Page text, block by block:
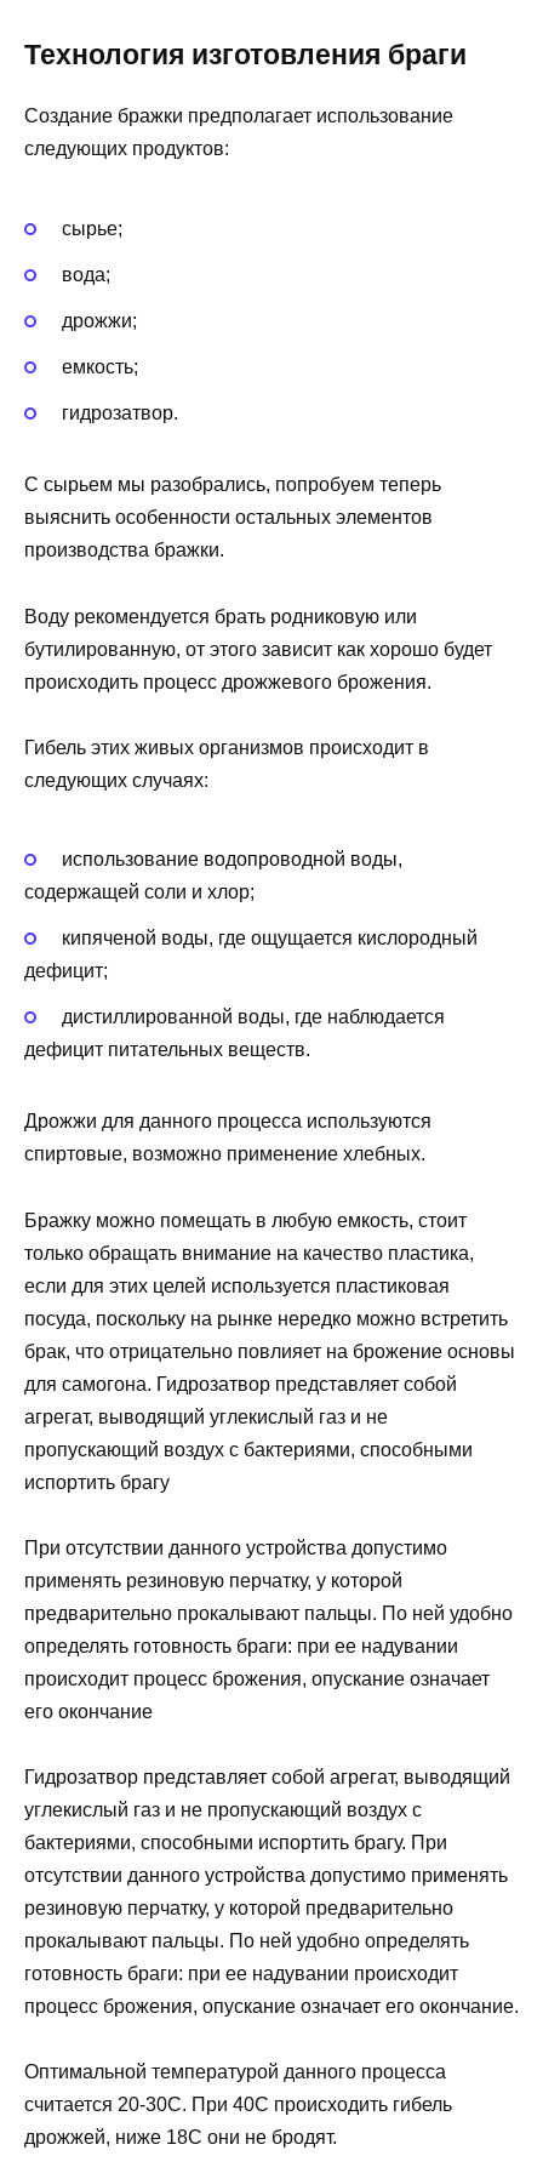
Технология изготовления браги
Создание бражки предполагает использование
следующих продуктов:
сырье;
вода;
дрожжи;
емкость;
гидрозатвор.
С сырьем мы разобрались, попробуем теперь
выяснить особенности остальных элементов
производства бражки.
Воду рекомендуется брать родниковую или
бутилированную, от этого зависит как хорошо будет
происходить процесс дрожжевого брожения.
Гибель этих живых организмов происходит в
следующих случаях:
использование водопроводной воды,
содержащей соли и хлор;
кипяченой воды, где ощущается кислородный
дефицит;
дистиллированной воды, где наблюдается
дефицит питательных веществ.
Дрожжи для данного процесса используются
спиртовые, возможно применение хлебных.
Бражку можно помещать в любую емкость, стоит
только обращать внимание на качество пластика,
если для этих целей используется пластиковая
посуда, поскольку на рынке нередко можно встретить
брак, что отрицательно повлияет на брожение основы
для самогона. Гидрозатвор представляет собой
агрегат, выводящий углекислый газ и не
пропускающий воздух с бактериями, способными
испортить брагу
При отсутствии данного устройства допустимо
применять резиновую перчатку, у которой
предварительно прокалывают пальцы. По ней удобно
определять готовность браги: при ее надувании
происходит процесс брожения, опускание означает
его окончание
Гидрозатвор представляет собой агрегат, выводящий
углекислый газ и не пропускающий воздух с
бактериями, способными испортить брагу. При
отсутствии данного устройства допустимо применять
резиновую перчатку, у которой предварительно
прокалывают пальцы. По ней удобно определять
готовность браги: при ее надувании происходит
процесс брожения, опускание означает его окончание.
Оптимальной температурой данного процесса
считается 20-30С. При 40С происходить гибель
дрожжей, ниже 18С они не бродят.